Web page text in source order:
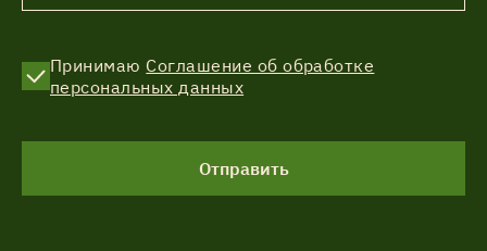
Принимаю Соглашение об обработке
персональных данных
Отправить